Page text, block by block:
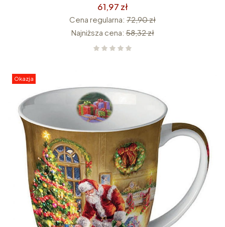
61,97 zł
Cena regularna: 72,90 zł
Najniższa cena: 58,32 zł
Okazja